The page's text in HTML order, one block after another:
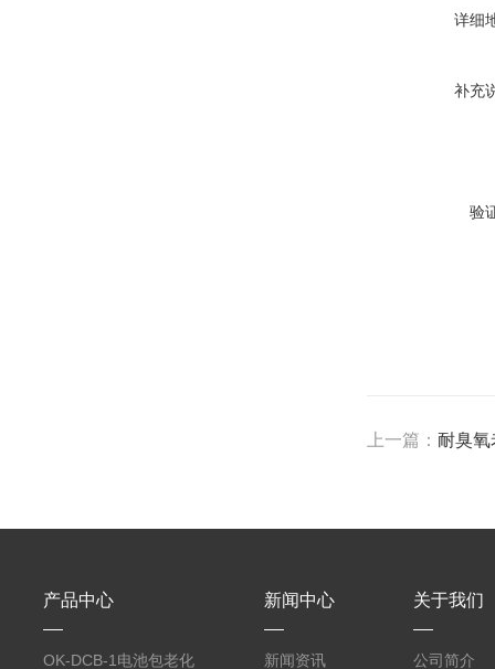
详细
补充
验
上一篇：耐臭氧
产品中心
OK-DCB-1电池包老化
新闻中心
新闻资讯
关于我们
公司简介